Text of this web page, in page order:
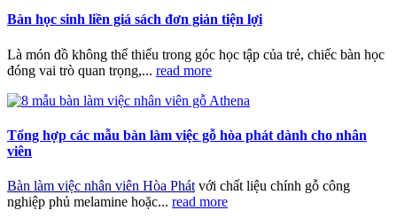
Bàn học sinh liền giá sách đơn giản tiện lợi
Là món đồ không thể thiếu trong góc học tập của trẻ, chiếc bàn học
đóng vai trò quan trọng,... read more
Tổng hợp các mẫu bàn làm việc gỗ hòa phát dành cho nhân
viên
Bàn làm việc nhân viên Hòa Phát với chất liệu chính gỗ công
nghiệp phủ melamine hoặc... read more